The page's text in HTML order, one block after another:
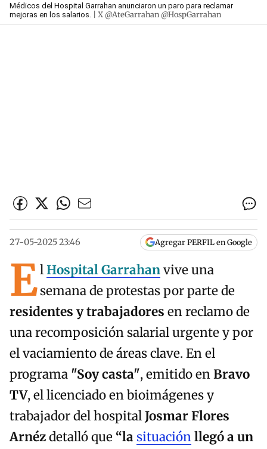
Médicos del Hospital Garrahan anunciaron un paro para reclamar
mejoras en los salarios. | X @AteGarrahan @HospGarrahan
27-05-2025 23:46 Agregar PERFIL en Google
ElHospital Garrahanvive una
semana de protestas por parte de
residentes y trabajadores en reclamo de
una recomposición salarial urgente y por
el vaciamiento de áreas clave. En el
programa "Soy casta", emitido enBravo
TV, el licenciado en bioimágenes y
trabajador del hospitalJosmar Flores
Arnézdetalló que “la situaciónllegó a un